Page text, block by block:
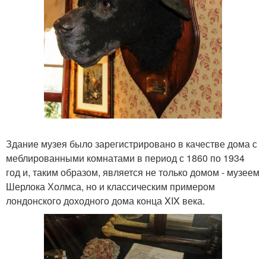
Здание музея было зарегистрировано в качестве дома с
меблированными комнатами в период с 1860 по 1934
год и, таким образом, является не только домом - музеем
Шерлока Холмса, но и классическим примером
лондонского доходного дома конца XIX века.